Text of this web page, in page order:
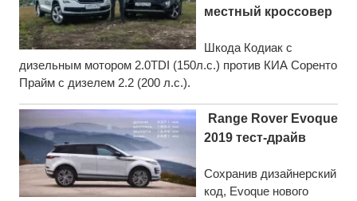
местный кроссовер
Шкода Кодиак с
дизельным мотором 2.0TDI (150л.с.) против КИА Соренто
Прайм с дизелем 2.2 (200 л.с.).
Range Rover Evoque
2019 тест-драйв
Сохранив дизайнерский
код, Evoque нового